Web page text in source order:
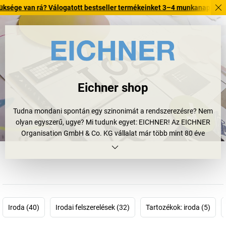
rá? Válogatott bestseller termékeinket 3–4 munkanapon belül
Eichner shop
Tudna mondani spontán egy szinonimát a rendszerezésre? Nem
olyan egyszerű, ugye? Mi tudunk egyet: EICHNER! Az EICHNER
Organisation GmbH & Co. KG vállalat már több mint 80 éve
foglalkozik a hatékony rendszerezési megoldásokkal. 1930-ban
sem változtattak. Ebben nem csak a német gazdasági csoda
játszott szerepet, mindenekelőtt okos döntéseik, forradalmi
Iroda (40) Irodai felszerelések (32) Tartozékok: iroda (5)